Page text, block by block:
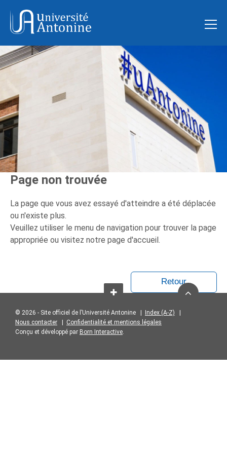
Page non trouvée
La page que vous avez essayé d'atteindre a été déplacée
ou n'existe plus.
Veuillez utiliser le menu de navigation pour trouver la page
appropriée ou visitez notre page d'accueil.
Retour
© 2026 - Site officiel de l’Université Antonine | Index (A-Z)
Nous contacter
Confidentialité et mentions légales
Conçu et développé par Born Interactive.